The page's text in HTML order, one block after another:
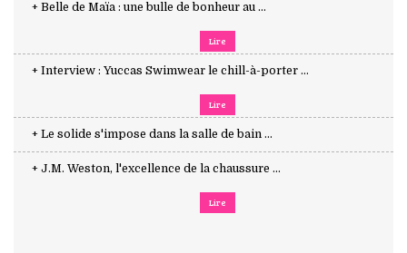
+ Belle de Maïa : une bulle de bonheur au ...
Lire
+ Interview : Yuccas Swimwear le chill-à-porter ...
Lire
+ Le solide s'impose dans la salle de bain ...
+ J.M. Weston, l'excellence de la chaussure ...
Lire